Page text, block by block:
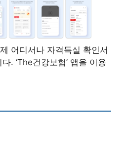
어디서나 자격득실 확인서
. ‘The건강보험’ 앱을 이용